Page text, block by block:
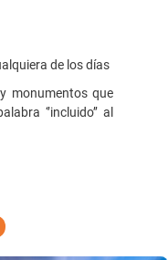
de los días
monumentos que
‘’incluido’’ al